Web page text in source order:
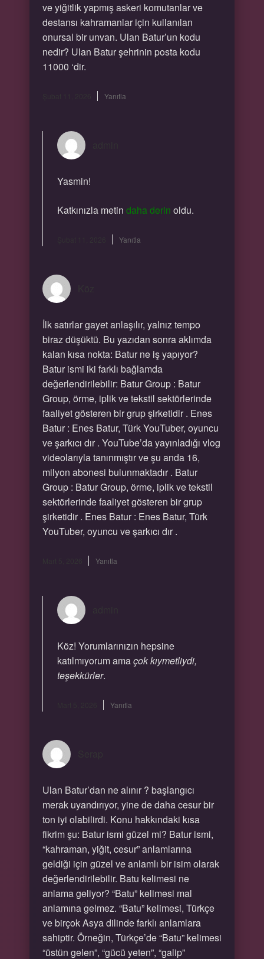
ve yiğitlik yapmış askeri komutanlar ve
destansı kahramanlar için kullanılan
onursal bir unvan. Ulan Batur’un kodu
nedir? Ulan Batur şehrinin posta kodu
11000 ‘dir.
Yanıtla
Yasmin!
Katkınızla metin daha derin oldu.
Yanıtla
İlk satırlar gayet anlaşılır, yalnız tempo
biraz düşüktü. Bu yazıdan sonra aklımda
kalan kısa nokta: Batur ne iş yapıyor?
Batur ismi iki farklı bağlamda
değerlendirilebilir: Batur Group : Batur
Group, örme, iplik ve tekstil sektörlerinde
faaliyet gösteren bir grup şirketidir . Enes
Batur : Enes Batur, Türk YouTuber, oyuncu
ve şarkıcı dır . YouTube’da yayınladığı vlog
videolarıyla tanınmıştır ve şu anda 16,
milyon abonesi bulunmaktadır . Batur
Group : Batur Group, örme, iplik ve tekstil
sektörlerinde faaliyet gösteren bir grup
şirketidir . Enes Batur : Enes Batur, Türk
YouTuber, oyuncu ve şarkıcı dır .
Yanıtla
Köz! Yorumlarınızın hepsine
katılmıyorum amaçok kıymetliydi,
teşekkürler.
Yanıtla
Ulan Batur’dan ne alınır ? başlangıcı
merak uyandırıyor, yine de daha cesur bir
ton iyi olabilirdi. Konu hakkındaki kısa
fikrim şu: Batur ismi güzel mi? Batur ismi,
“kahraman, yiğit, cesur” anlamlarına
geldiği için güzel ve anlamlı bir isim olarak
değerlendirilebilir. Batu kelimesi ne
anlama geliyor? “Batu” kelimesi mal
anlamına gelmez. “Batu” kelimesi, Türkçe
ve birçok Asya dilinde farklı anlamlara
sahiptir. Örneğin, Türkçe’de “Batu” kelimesi
“üstün gelen”, “gücü yeten”, “galip”